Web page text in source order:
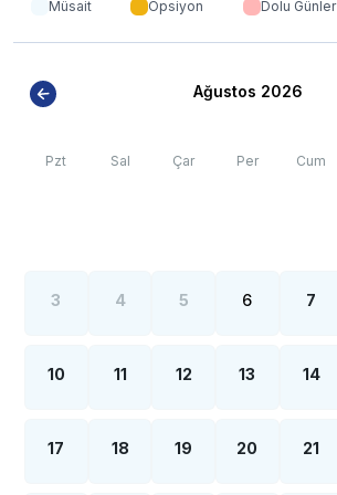
olsa internet, elektrik ve su kesintileri
Müsait Opsiyon Dolu Günler
Ağustos 2026
Pzt Sal Çar Per Cum
3 4 5 6 7
10 11 12 13 14
17 18 19 20 21